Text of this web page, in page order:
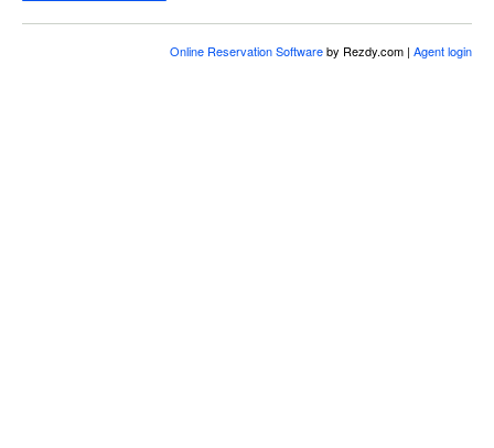
Online Reservation Softwareby Rezdy.com | Agent login